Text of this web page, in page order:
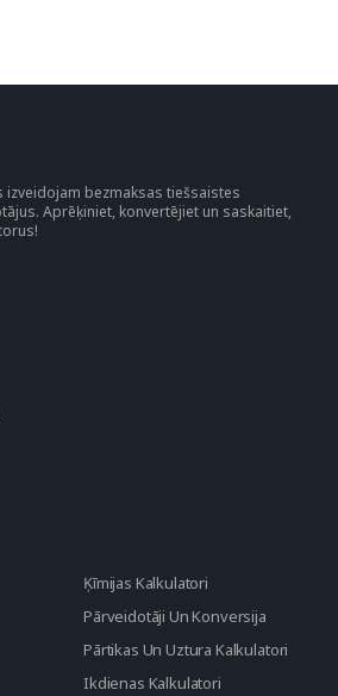
izveidojam bezmaksas tiešsaistes
Aprēķiniet, konvertējiet un saskaitiet,
Ķīmijas Kalkulatori
Pārveidotāji Un Konversija
Pārtikas Un Uztura Kalkulatori
Ikdienas Kalkulatori